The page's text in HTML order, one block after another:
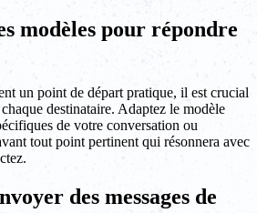
modèles pour répondre
un point de départ pratique, il est crucial
destinataire. Adaptez le modèle
de votre conversation ou
tout point pertinent qui résonnera avec
des messages de